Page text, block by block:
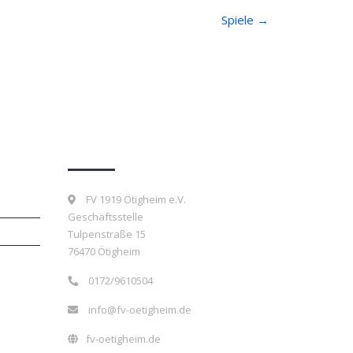
Spiele →
FV 1919 Ötigheim e.V.
Geschäftsstelle
Tulpenstraße 15
76470 Ötigheim
0172/9610504
info@fv-oetigheim.de
fv-oetigheim.de